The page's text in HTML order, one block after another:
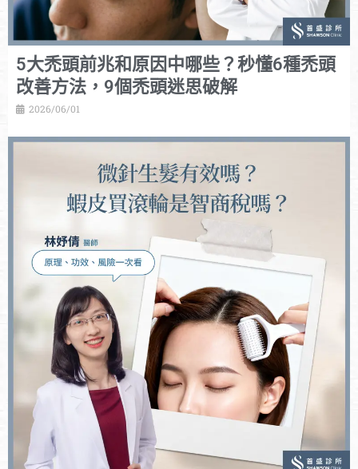
5大禿頭前兆和原因中哪些？秒懂6種禿頭
改善方法，9個禿頭迷思破解
2026/06/01